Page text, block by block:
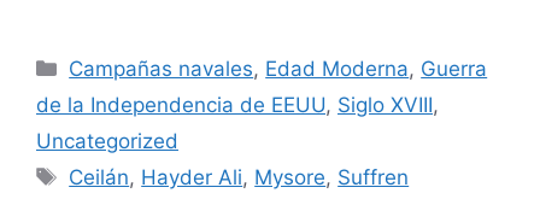
Categorías
Campañas navales, Edad Moderna, Guerra
de la Independencia de EEUU, Siglo XVIII,
Uncategorized
Etiquetas
Ceilán, Hayder Ali, Mysore, Suffren